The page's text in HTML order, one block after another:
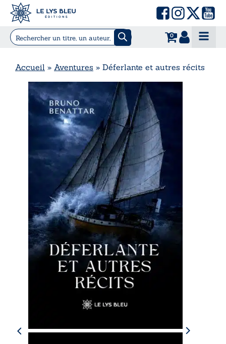
0
Accueil » Aventures » Déferlante et autres récits